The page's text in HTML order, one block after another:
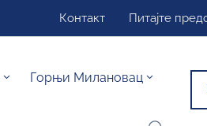
Контакт Питајте
Горњи Милановац